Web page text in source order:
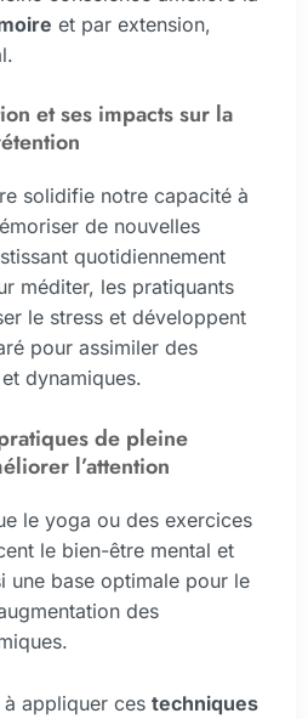
et par extension,
et ses impacts sur la
solidifie notre capacité à
de nouvelles
quotidiennement
méditer, les pratiquants
le stress et développent
pour assimiler des
dynamiques.
de pleine
l’attention
le yoga ou des exercices
le bien-être mental et
une base optimale pour le
des
appliquer ces techniques